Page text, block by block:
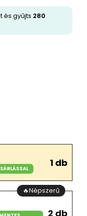
és gyűjts 280
1 db
🔥Népszerű
2 db